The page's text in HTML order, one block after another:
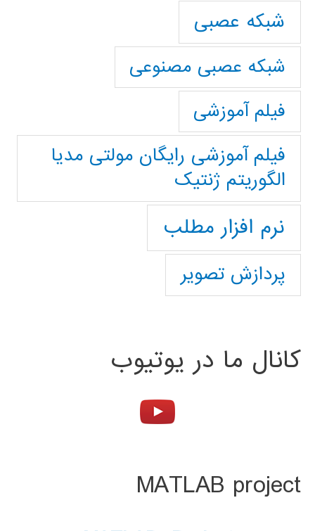
شبکه عصبی
شبکه عصبی مصنوعی
فیلم آموزشی
فیلم آموزشی رایگان مولتی مدیا
الگوریتم ژنتیک
نرم افزار مطلب
پردازش تصویر
کانال ما در یوتیوب
MATLAB project